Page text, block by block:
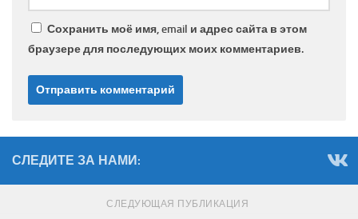
Сохранить моё имя, email и адрес сайта в этом
браузере для последующих моих комментариев.
СЛЕДИТЕ ЗА НАМИ:
СЛЕДУЮЩАЯ ПУБЛИКАЦИЯ